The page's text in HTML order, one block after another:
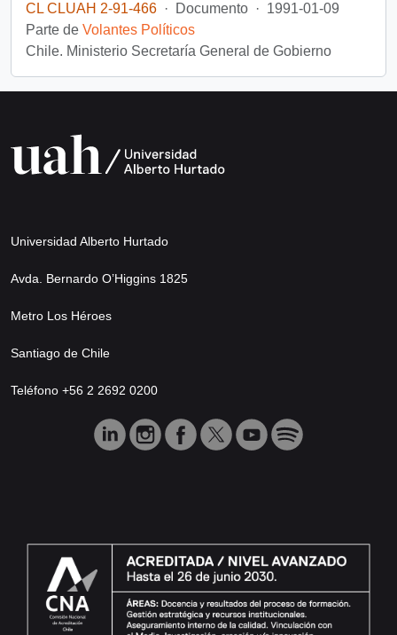
CL CLUAH 2-91-466 · Documento · 1991-01-09
Parte de Volantes Políticos
Chile. Ministerio Secretaría General de Gobierno
Universidad Alberto Hurtado
Avda. Bernardo O’Higgins 1825
Metro Los Héroes
Santiago de Chile
Teléfono +56 2 2692 0200